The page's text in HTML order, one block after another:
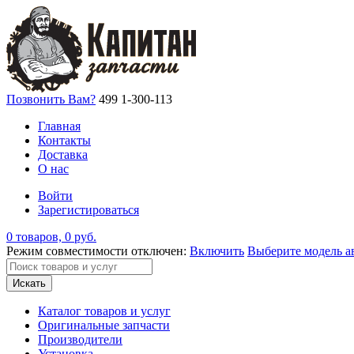
Позвонить Вам? 499 1-300-113
Главная
Контакты
Доставка
О нас
Войти
Зарегистироваться
0 товаров, 0 руб.
Режим совместимости отключен: Включить Выберите модель
Искать
Каталог товаров и услуг
Оригинальные запчасти
Производители